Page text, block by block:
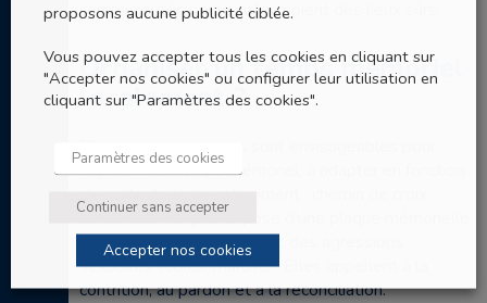
communautés paroissiales soient des lieux sûrs.
Organiser un temps mémoriel
localement ?
Plusieurs propositions sont envisageables pour
organiser un temps mémoriel, à adapter en fonction
célébration de prière, pose d’une plaque mémorielle
en signe de reconnaissance des agressions
sexuelles subies, marche… Elles appellent à la
contrition, au pardon et à la réconciliation.
proposons aucune publicité ciblée.
Vous pouvez accepter tous les cookies en cliquant sur
"Accepter nos cookies" ou configurer leur utilisation en
cliquant sur "Paramètres des cookies".
Paramètres des cookies
Continuer sans accepter
Accepter nos cookies